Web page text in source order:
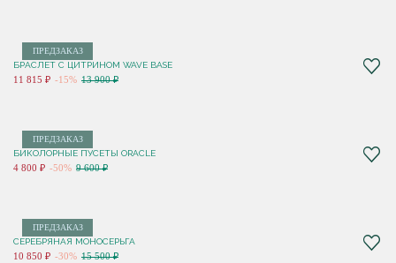
ПРЕДЗАКАЗ
БРАСЛЕТ С ЦИТРИНОМ WAVE BASE
11 815 ₽ -15% 13 900 ₽
ПРЕДЗАКАЗ
БИКОЛОРНЫЕ ПУСЕТЫ ORACLE
4 800 ₽ -50% 9 600 ₽
ПРЕДЗАКАЗ
СЕРЕБРЯНАЯ МОНОСЕРЬГА
10 850 ₽ -30% 15 500 ₽